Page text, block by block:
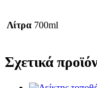
Λίτρα 700ml
Σχετικά